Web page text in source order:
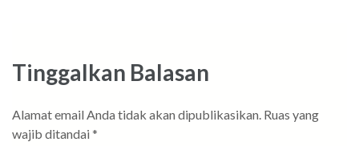
Tinggalkan Balasan
Alamat email Anda tidak akan dipublikasikan. Ruas yang
wajib ditandai *